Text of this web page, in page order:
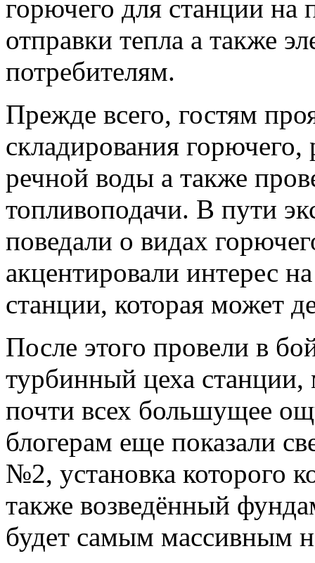
горючего для станции
отправки тепла а также
потребителям.
Прежде всего, гостям
складирования горючего,
речной воды а также
топливоподачи. В пути
поведали о видах
акцентировали интерес
станции, которая может
После этого провели в
турбинный цеха станции,
почти всех большущее
блогерам еще показали
№2, установка которого
также возведённый
будет самым массивным